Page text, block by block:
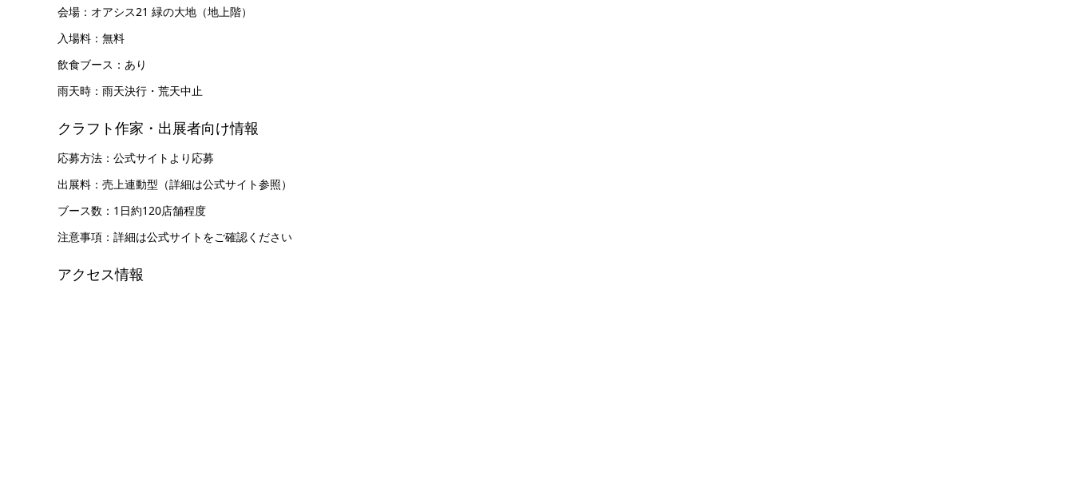
会場：オアシス21 緑の大地（地上階）
入場料：無料
飲食ブース：あり
雨天時：雨天決行・荒天中止
クラフト作家・出展者向け情報
応募方法：公式サイトより応募
出展料：売上連動型（詳細は公式サイト参照）
ブース数：1日約120店舗程度
注意事項：詳細は公式サイトをご確認ください
アクセス情報